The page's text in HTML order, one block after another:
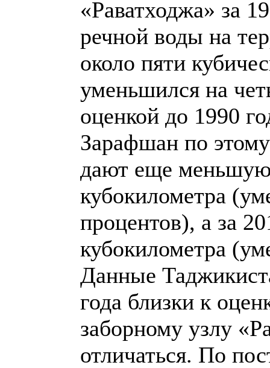
«Раватходжа» за
речной воды на
около пяти
уменьшился на
оценкой до 1990
Зарафшан по
дают еще
кубокилометра
процентов), а за
кубокилометра
Данные
года близки к
заборному узлу
отличаться. По